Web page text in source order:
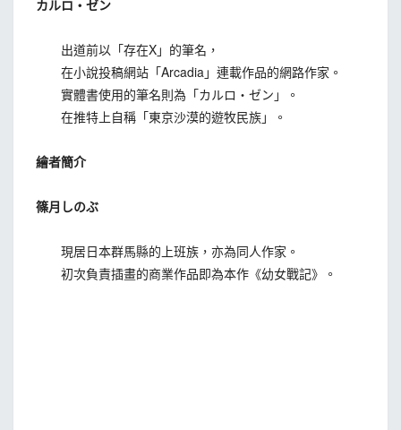
カルロ・ゼン
出道前以「存在X」的筆名，
在小說投稿網站「Arcadia」連載作品的網路作家。
實體書使用的筆名則為「カルロ・ゼン」。
在推特上自稱「東京沙漠的遊牧民族」。
繪者簡介
篠月しのぶ
現居日本群馬縣的上班族，亦為同人作家。
初次負責插畫的商業作品即為本作《幼女戰記》。